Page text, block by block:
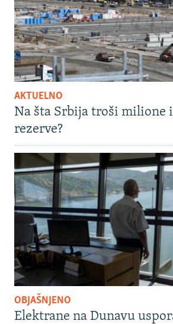
AKTUELNO
Na šta Srbija troši milione
rezerve?
OBJAŠNJENO
Elektrane na Dunavu